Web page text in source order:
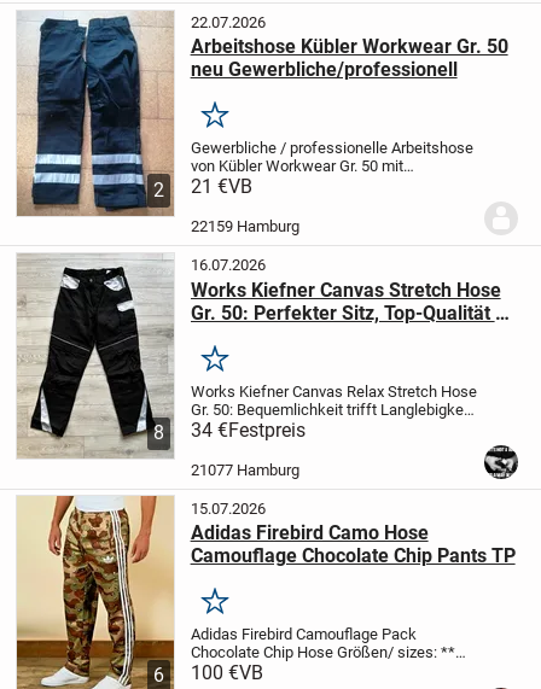
2
22.07.2026
Arbeitshose Kübler Workwear Gr. 50
neu Gewerbliche/professionell
Merken
Gewerbliche / professionelle Arbeitshose
von Kübler Workwear Gr. 50 mit
Reflexstreifen
Reflexstreeifen38540 / 770170-5EN ISO
Länge ges. 103...
21 €VB
22159 Hamburg
8
16.07.2026
Works Kiefner Canvas Stretch Hose
Gr. 50: Perfekter Sitz, Top-Qualität &
Merken
Works Kiefner Canvas Relax Stretch Hose
Gr. 50: Bequemlichkeit trifft Langlebigkeit
Neue Works Kiefner Canvas Relax Stretch
Hose in Größe 50. Diese Hose vereint die
Vorteile von robustem Canvas mit...
34 €Festpreis
21077 Hamburg
6
15.07.2026
Adidas Firebird Camo Hose
Camouflage Chocolate Chip Pants TP
Merken
Adidas Firebird Camouflage Pack
Chocolate Chip Hose Größen/ sizes: **
XS, S, M, L, XL, XXL **
100 €VB